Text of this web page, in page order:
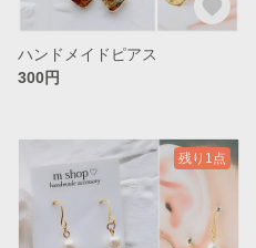
ハンドメイドピアス
300円
残り1点